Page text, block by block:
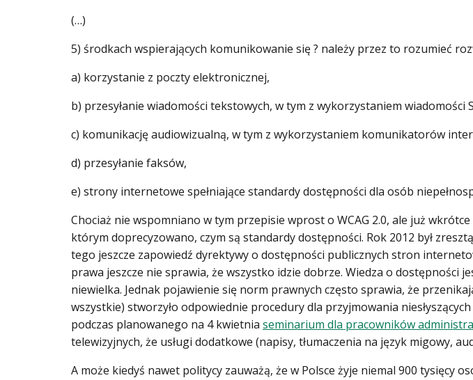
(…)
5) środkach wspierających komunikowanie się ? należy przez to rozumieć
a) korzystanie z poczty elektronicznej,
b) przesyłanie wiadomości tekstowych, w tym z wykorzystaniem
c) komunikację audiowizualną, w tym z wykorzystaniem komunikatorów
d) przesyłanie faksów,
e) strony internetowe spełniające standardy dostępności dla osób
Chociaż nie wspomniano w tym przepisie wprost o WCAG 2.0, ale już
którym doprecyzowano, czym są standardy dostępności. Rok 2012 był
tego jeszcze zapowiedź dyrektywy o dostępności publicznych stron
prawa jeszcze nie sprawia, że wszystko idzie dobrze. Wiedza o dostępności
niewielka. Jednak pojawienie się norm prawnych często sprawia, że
wszystkie) stworzyło odpowiednie procedury dla przyjmowania
podczas planowanego na 4 kwietnia seminarium dla pracowników
telewizyjnych, że usługi dodatkowe (napisy, tłumaczenia na język migowy,
A może kiedyś nawet politycy zauważą, że w Polsce żyje niemal 900 tysięcy